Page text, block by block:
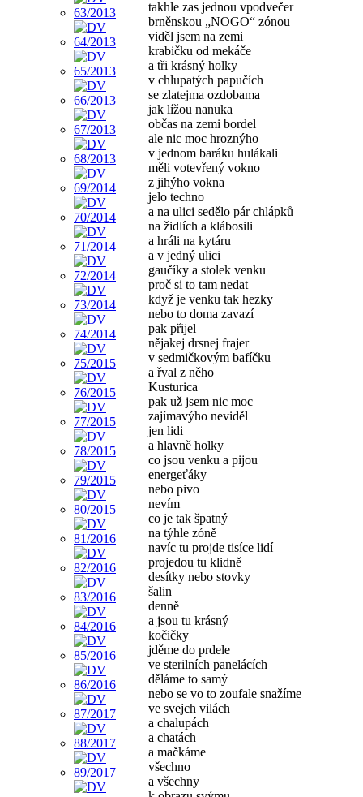
takhle zas jednou vpodvečer
brněnskou „NOGO“ zónou
viděl jsem na zemi
krabičku od mekáče
a tři krásný holky
v chlupatých papučích
se zlatejma ozdobama
jak lížou nanuka
občas na zemi bordel
ale nic moc hroznýho
v jednom baráku hulákali
měli votevřený vokno
z jihýho vokna
jelo techno
a na ulici sedělo pár chlápků
na židlích a klábosili
a hráli na kytáru
a v jedný ulici
gaučíky a stolek venku
proč si to tam nedat
když je venku tak hezky
nebo to doma zavazí
pak přijel
nějakej drsnej frajer
v sedmičkovým bafíčku
a řval z něho
Kusturica
pak už jsem nic moc
zajímavýho neviděl
jen lidi
a hlavně holky
co jsou venku a pijou
energeťáky
nebo pivo
nevím
co je tak špatný
na týhle zóně
navíc tu projde tisíce lidí
projedou tu klidně
desítky nebo stovky
šalin
denně
a jsou tu krásný
kočičky
jděme do prdele
ve sterilních panelácích
děláme to samý
nebo se vo to zoufale snažíme
ve svejch vilách
a chalupách
a chatách
a mačkáme
všechno
a všechny